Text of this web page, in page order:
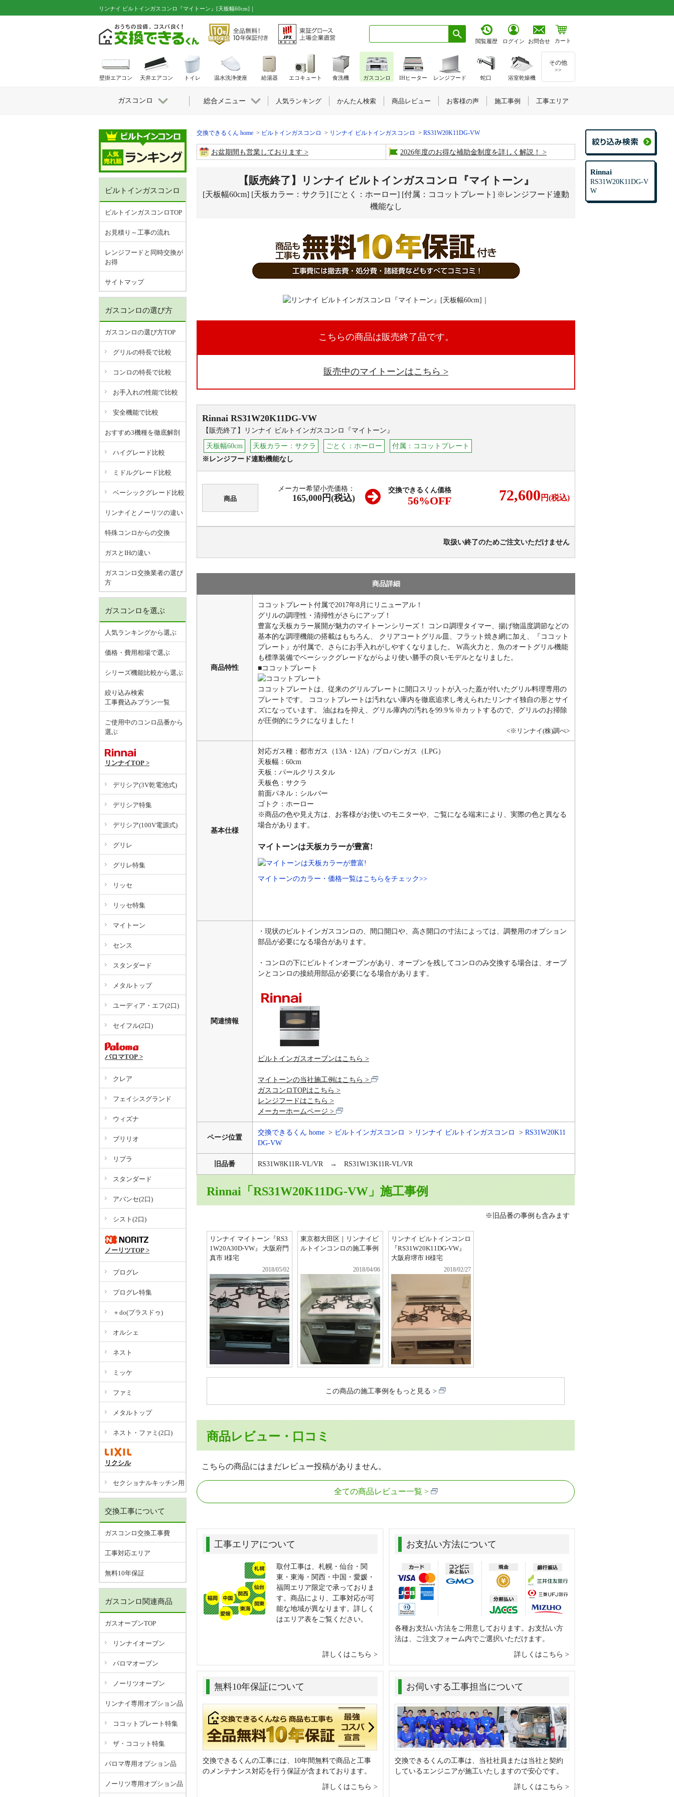
Rinnai
RS31W20K11DG-V
W
リンナイ ビルトインガスコンロ『マイトーン』[天板幅60cm]｜
閲覧履歴 ログイン お問合せ カート
交換できるくん home ビルトインガスコンロ リンナイ ビルトインガスコンロ RS31W20K11DG-VW
お盆期間も営業しております 2026年度のお得な補助金制度を詳しく解説！
【販売終了】リンナイ ビルトインガスコンロ『マイトーン』
[天板幅60cm] [天板カラー：サクラ] [ごとく：ホーロー] [付属：ココットプレート] ※レンジフード連動
機能なし
こちらの商品は販売終了品です。
販売中のマイトーンはこちら
Rinnai RS31W20K11DG-VW
【販売終了】リンナイ ビルトインガスコンロ『マイトーン』
天板幅60cm 天板カラー：サクラ ごとく：ホーロー
付属：ココットプレート
※レンジフード連動機能なし
商品
メーカー希望小売価格：
165,000円(税込)
交換できるくん価格
56%OFF 72,600 円(税込)
取扱い終了のためご注文いただけません
商品詳細
商品特性
ココットプレート付属で2017年8月にリニューアル！
グリルの調理性・清掃性がさらにアップ！
豊富な天板カラー展開が魅力のマイトーンシリーズ！ コンロ調理タイマー、揚げ物温度調節などの
基本的な調理機能の搭載はもちろん、 クリアコートグリル皿、フラット焼き網に加え、『ココット
プレート』が付属で、さらにお手入れがしやすくなりました。 W高火力と、魚のオートグリル機能
も標準装備でベーシックグレードながらより使い勝手の良いモデルとなりました。
■ココットプレート
ココットプレートは、従来のグリルプレートに開口スリットが入った蓋が付いたグリル料理専用の
プレートです。 ココットプレートは汚れない庫内を徹底追求し考えられたリンナイ独自の形とサイ
ズになっています。 油はねを抑え、グリル庫内の汚れを99.9％※カットするので、グリルのお掃除
が圧倒的にラクになりました！
<※リンナイ(株)調べ>
基本仕様
対応ガス種：都市ガス（13A・12A）/プロパンガス（LPG）
天板幅：60cm
天板：パールクリスタル
天板色：サクラ
前面パネル：シルバー
ゴトク：ホーロー
※商品の色や見え方は、お客様がお使いのモニターや、ご覧になる端末により、実際の色と異なる
場合があります。
マイトーンは天板カラーが豊富!
マイトーンのカラー・価格一覧はこちらをチェック>>
関連情報
・現状のビルトインガスコンロの、間口開口や、高さ開口の寸法によっては、調整用のオプション
部品が必要になる場合があります。
・コンロの下にビルトインオーブンがあり、オーブンを残してコンロのみ交換する場合は、オーブ
ンとコンロの接続用部品が必要になる場合があります。
ビルトインガスオーブンはこちら
マイトーンの当社施工例はこちら
ガスコンロTOPはこちら
レンジフードはこちら
メーカーホームページ
ページ位置
交換できるくん home ビルトインガスコンロ リンナイ ビルトインガスコンロ
RS31W20K11
DG-VW
旧品番 RS31W8K11R-VL/VR → RS31W13K11R-VL/VR
Rinnai「RS31W20K11DG-VW」施工事例
※旧品番の事例も含みます
リンナイ マイトーン『RS3
1W20A30D-VW』 大阪府門
真市 I様宅
2018/05/02
東京都大田区｜リンナイビ
ルトインコンロの施工事例
2018/04/06
リンナイ ビルトインコンロ
『RS31W20K11DG-VW』
大阪府堺市 H様宅
2018/02/27
この商品の施工事例をもっと見る
商品レビュー・口コミ
こちらの商品にはまだレビュー投稿がありません。
全ての商品レビュー一覧
工事エリアについて
取付工事は、札幌・仙台・関
東・東海・関西・中国・愛媛・
福岡エリア限定で承っておりま
す。商品により、工事対応が可
能な地域が異なります。詳しく
はエリア表をご覧ください。
詳しくはこちら
お支払い方法について
各種お支払い方法をご用意しております。お支払い方
法は、ご注文フォーム内でご選択いただけます。
詳しくはこちら
無料10年保証について
交換できるくんの工事には、10年間無料で商品と工事
のメンテナンス対応を行う保証が含まれております。
詳しくはこちら
お伺いする工事担当について
交換できるくんの工事は、当社社員または当社と契約
しているエンジニアが施工いたしますので安心です。
詳しくはこちら
ビルトインガスコンロ
ビルトインガスコンロTOP
お見積り～工事の流れ
レンジフードと同時交換が
お得
サイトマップ
ガスコンロの選び方
ガスコンロの選び方TOP
グリルの特長で比較
コンロの特長で比較
お手入れの性能で比較
安全機能で比較
おすすめ3機種を徹底解剖
ハイグレード比較
ミドルグレード比較
ベーシックグレード比較
リンナイとノーリツの違い
特殊コンロからの交換
ガスとIHの違い
ガスコンロ交換業者の選び
方
ガスコンロを選ぶ
人気ランキングから選ぶ
価格・費用相場で選ぶ
シリーズ機能比較から選ぶ
絞り込み検索
工事費込みプラン一覧
ご使用中のコンロ品番から
選ぶ
リンナイTOP >
デリシア(3V乾電池式)
デリシア特集
デリシア(100V電源式)
グリレ
グリレ特集
リッセ
リッセ特集
マイトーン
センス
スタンダード
メタルトップ
ユーディア・エフ(2口)
セイフル(2口)
パロマTOP >
クレア
フェイシスグランド
ウィズナ
ブリリオ
リプラ
スタンダード
アバンセ(2口)
シスト(2口)
ノーリツTOP >
プログレ
プログレ特集
＋do(プラスドゥ)
オルシェ
ネスト
ミッケ
ファミ
メタルトップ
ネスト・ファミ(2口)
リクシル
セクショナルキッチン用
交換工事について
ガスコンロ交換工事費
工事対応エリア
無料10年保証
ガスコンロ関連商品
ガスオーブンTOP
リンナイオーブン
パロマオーブン
ノーリツオーブン
リンナイ専用オプション品
ココットプレート特集
ザ・ココット特集
パロマ専用オプション品
ノーリツ専用オプション品
壁掛エアコン 天井エアコン トイレ 温水洗浄便座 給湯器 エコキュート 食洗機 ガスコンロ IHヒーター レンジフード 蛇口 浴室乾燥機
その他
>>
ガスコンロ 総合メニュー 人気ランキング かんたん検索 商品レビュー お客様の声 施工事例 工事エリア